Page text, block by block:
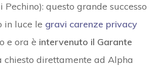
questo grande successo
in luce le gravi carenze privacy
e ora è intervenuto il Garante
chiesto direttamente ad Alpha